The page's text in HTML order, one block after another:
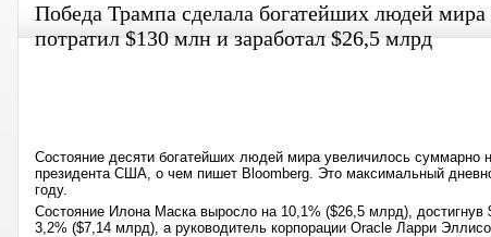
Победа Трампа сделала богатейших людей
потратил $130 млн и заработал $26,5 млрд
Состояние десяти богатейших людей мира увеличилось
президента США, о чем пишет Bloomberg. Это максимальный
году.
Состояние Илона Маска выросло на 10,1% ($26,5 млрд),
3,2% ($7,14 млрд), а руководитель корпорации Oracle Ларри